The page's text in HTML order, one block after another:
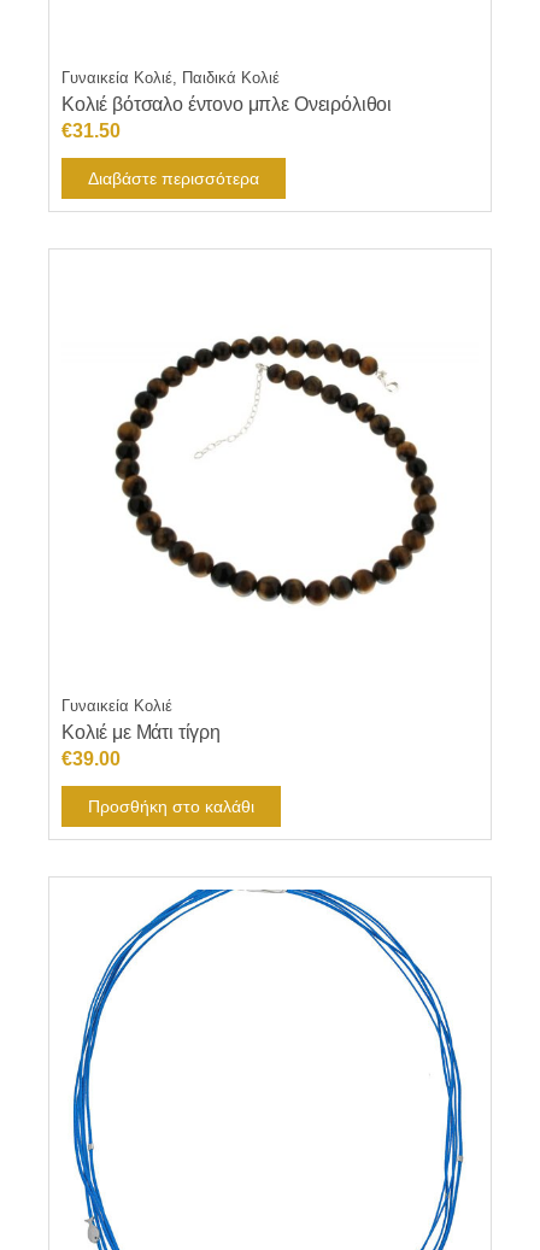
Γυναικεία Κολιέ, Παιδικά Κολιέ
Κολιέ βότσαλο έντονο μπλε Ονειρόλιθοι
€31.50
Διαβάστε περισσότερα
Γυναικεία Κολιέ
Κολιέ με Μάτι τίγρη
€39.00
Προσθήκη στο καλάθι